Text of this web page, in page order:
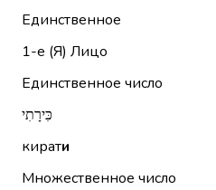
Единственное
1-е (Я) Лицо
Единственное число
כִּירָתִי
кирати
Множественное число